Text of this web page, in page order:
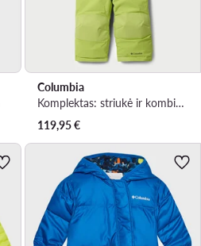
Columbia
Komplektas: striukė ir kombinezonas · Žalia
119,95€